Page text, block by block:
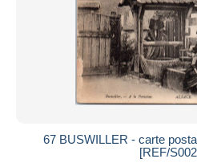
67 BUSWILLER - carte
[REF/